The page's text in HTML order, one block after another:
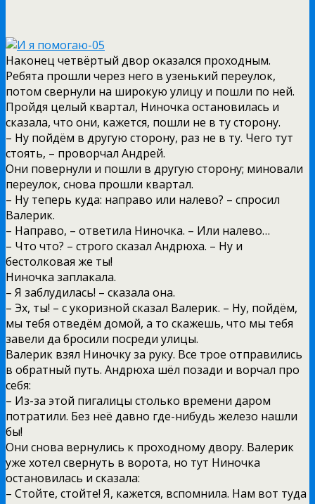
Наконец четвёртый двор оказался проходным.
Ребята прошли через него в узенький переулок,
потом свернули на широкую улицу и пошли по ней.
Пройдя целый квартал, Ниночка остановилась и
сказала, что они, кажется, пошли не в ту сторону.
– Ну пойдём в другую сторону, раз не в ту. Чего тут
стоять, – проворчал Андрей.
Они повернули и пошли в другую сторону; миновали
переулок, снова прошли квартал.
– Ну теперь куда: направо или налево? – спросил
Валерик.
– Направо, – ответила Ниночка. – Или налево…
– Что что? – строго сказал Андрюха. – Ну и
бестолковая же ты!
Ниночка заплакала.
– Я заблудилась! – сказала она.
– Эх, ты! – с укоризной сказал Валерик. – Ну, пойдём,
мы тебя отведём домой, а то скажешь, что мы тебя
завели да бросили посреди улицы.
Валерик взял Ниночку за руку. Все трое отправились
в обратный путь. Андрюха шёл позади и ворчал про
себя:
– Из-за этой пигалицы столько времени даром
потратили. Без неё давно где-нибудь железо нашли
бы!
Они снова вернулись к проходному двору. Валерик
уже хотел свернуть в ворота, но тут Ниночка
остановилась и сказала:
– Стойте, стойте! Я, кажется, вспомнила. Нам вот туда